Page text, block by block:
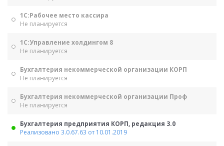
1С:Рабочее место кассира
Не планируется
1С:Управление холдингом 8
Не планируется
Бухгалтерия некоммерческой организации КОРП
Не планируется
Бухгалтерия некоммерческой организации Проф
Не планируется
Бухгалтерия предприятия КОРП, редакция 3.0
Реализовано 3.0.67.63 от 10.01.2019